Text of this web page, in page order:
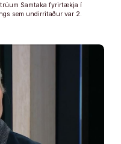
Samtaka fyrirtækja í
sem undirritaður var 2.